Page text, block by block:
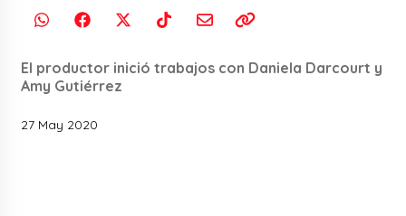
El productor inició trabajos con Daniela Darcourt y
Amy Gutiérrez
27 May 2020